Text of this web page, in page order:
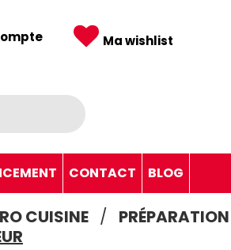
Ma wishlist
CONTACT BLOG
CUISINE